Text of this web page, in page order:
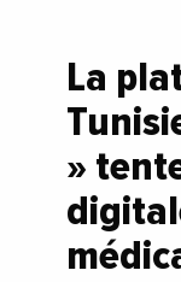
La
»